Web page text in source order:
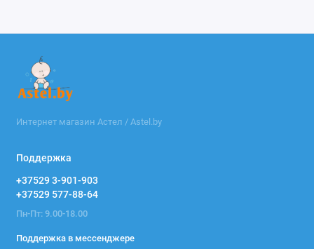
Интернет магазин Астел / Astel.by
Поддержка
+37529 3-901-903
+37529 577-88-64
Пн-Пт: 9.00-18.00
Поддержка в мессенджере